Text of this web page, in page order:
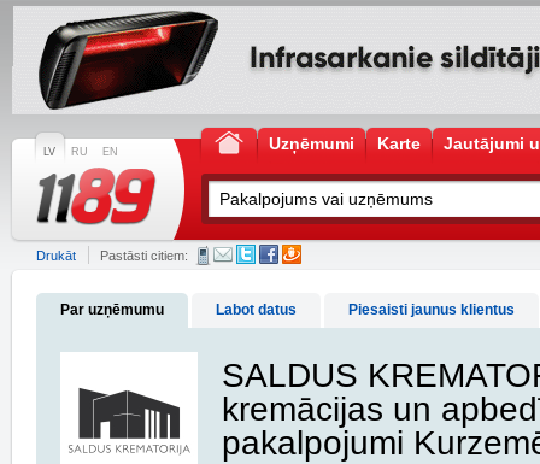
LV RU EN Uzņēmumi Karte Jautājumi
Drukāt Pastāsti citiem:
Par uzņēmumu Labot datus Piesaisti jaunus klientus
SALDUS
kremācijas un
pakalpojumi